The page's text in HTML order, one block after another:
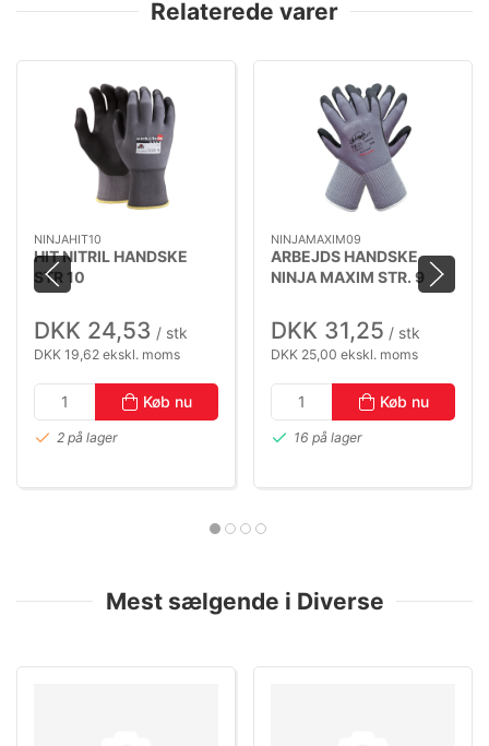
Relaterede varer
NINJAHIT10
HIT NITRIL HANDSKE
STR 10
DKK 24,53 / stk
DKK 19,62 ekskl. moms
Køb nu
2 på lager
NINJAMAXIM09
ARBEJDS HANDSKE
NINJA MAXIM STR. 9
DKK 31,25 / stk
DKK 25,00 ekskl. moms
Køb nu
16 på lager
Mest sælgende i Diverse